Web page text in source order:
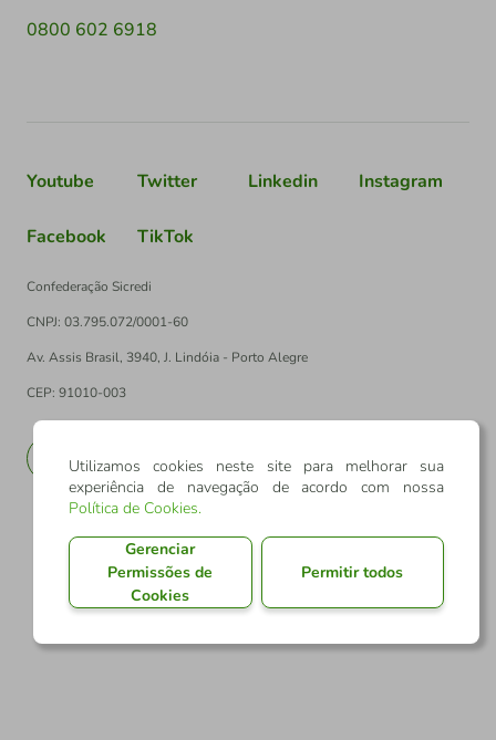
0800 602 6918
Youtube Twitter Linkedin Instagram
Facebook TikTok
Confederação Sicredi
CNPJ: 03.795.072/0001-60
Av. Assis Brasil, 3940, J. Lindóia - Porto Alegre
CEP: 91010-003
EN
Utilizamos cookies neste site para melhorar sua
experiência de navegação de acordo com nossa
Política de Cookies.
Gerenciar
Permissões de
Cookies
Permitir todos